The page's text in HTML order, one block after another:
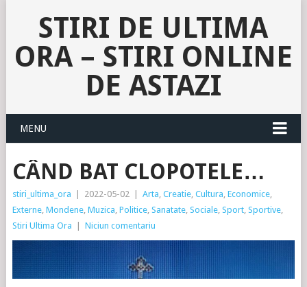
STIRI DE ULTIMA
ORA – STIRI ONLINE
DE ASTAZI
MENU
CÂND BAT CLOPOTELE…
stiri_ultima_ora 2022-05-02 Arta, Creatie, Cultura, Economice,
Externe, Mondene, Muzica, Politice, Sanatate, Sociale, Sport, Sportive,
Stiri Ultima Ora
Niciun comentariu